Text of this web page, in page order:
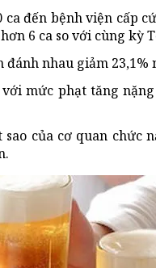
ca đến bệnh viện cấp
6 ca so với cùng kỳ
đánh nhau giảm
với mức phạt tăng
của cơ quan chức